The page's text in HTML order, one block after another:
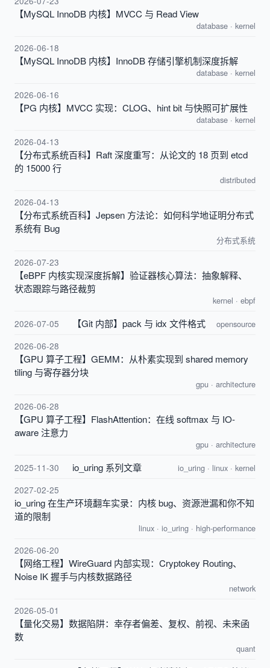
【MySQL InnoDB 内核】MVCC 与 Read View
database · kernel
2026-06-18
【MySQL InnoDB 内核】InnoDB 存储引擎机制深度拆解
database · kernel
2026-06-16
【PG 内核】MVCC 实现：CLOG、hint bit 与快照可扩展性
database · kernel
2026-04-13
【分布式系统百科】Raft 深度重写：从论文的 18 页到 etcd
的 15000 行
distributed
2026-04-13
【分布式系统百科】Jepsen 方法论：如何科学地证明分布式
系统有 Bug
分布式系统
2026-07-23
【eBPF 内核实现深度拆解】验证器核心算法：抽象解释、
状态跟踪与路径裁剪
kernel · ebpf
2026-07-05 【Git 内部】pack 与 idx 文件格式 opensource
2026-06-28
【GPU 算子工程】GEMM：从朴素实现到 shared memory
tiling 与寄存器分块
gpu · architecture
2026-06-28
【GPU 算子工程】FlashAttention：在线 softmax 与 IO-
aware 注意力
gpu · architecture
2025-11-30 io_uring 系列文章 io_uring · linux · kernel
2027-02-25
io_uring 在生产环境翻车实录：内核 bug、资源泄漏和你不知
道的限制
linux · io_uring · high-performance
2026-06-20
【网络工程】WireGuard 内部实现：Cryptokey Routing、
Noise IK 握手与内核数据路径
network
2026-05-01
【量化交易】数据陷阱：幸存者偏差、复权、前视、未来函
数
quant